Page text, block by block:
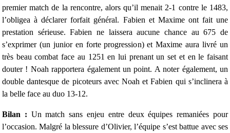
premier match de la rencontre, alors qu’il menait 2-1 contre le 1483,
l’obligea à déclarer forfait général. Fabien et Maxime ont fait une
prestation sérieuse. Fabien ne laissera aucune chance au 675 de
s’exprimer (un junior en forte progression) et Maxime aura livré un
très beau combat face au 1251 en lui prenant un set et en le faisant
douter ! Noah rapportera également un point. A noter également, un
double dantesque de picoteurs avec Noah et Fabien qui s’inclinera à
la belle face au duo 13-12.
Bilan : Un match sans enjeu entre deux équipes remaniées pour
l’occasion. Malgré la blessure d’Olivier, l’équipe s’est battue avec ses